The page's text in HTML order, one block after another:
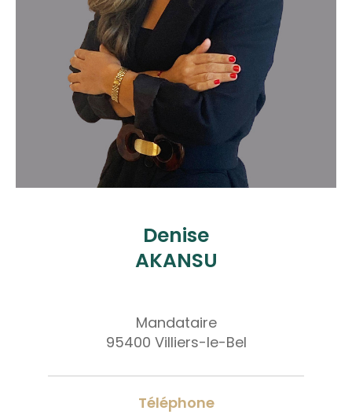
Denise
AKANSU
Mandataire
95400 Villiers-le-Bel
Téléphone